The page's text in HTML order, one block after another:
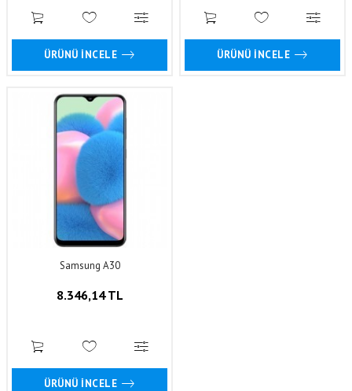
ÜRÜNÜ İNCELE ÜRÜNÜ İNCELE
Samsung A30
8.346,14 TL
ÜRÜNÜ İNCELE